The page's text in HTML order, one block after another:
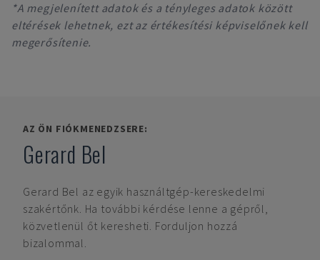
*A megjelenített adatok és a tényleges adatok között
eltérések lehetnek, ezt az értékesítési képviselőnek kell
megerősítenie.
AZ ÖN FIÓKMENEDZSERE:
Gerard Bel
Gerard Bel az egyik használtgép-kereskedelmi
szakértőnk. Ha további kérdése lenne a gépről,
közvetlenül őt keresheti. Forduljon hozzá
bizalommal.